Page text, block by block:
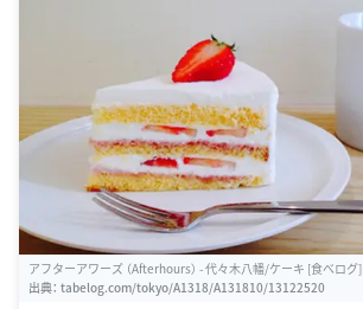
アフターアワーズ （Afterhours） - 代々木八幡/ケーキ [食べログ]
出典： tabelog.com/tokyo/A1318/A131810/13122520